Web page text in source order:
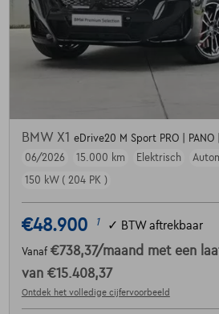
BMW X1 eDrive20 M Sport PRO | PANO |
06/2026
15.000 km Elektrisch
150 kW ( 204 PK )
€48.900 1 ✓ BTW aftrekbaar
Vanaf €738,37/maand met een
van €15.408,37
Ontdek het volledige cijfervoorbeeld